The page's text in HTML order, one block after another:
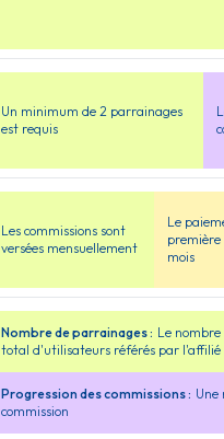
Un minimum de 2 parrainages
est requis
Les commissions sont
versées mensuellement
Le
première
mois
Nombre de parrainages : Le nombre
total d'utilisateurs référés par l'affilié
Progression des commissions : Une
commission